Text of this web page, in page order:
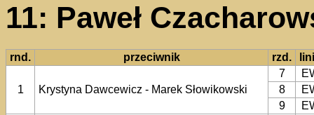
11: Paweł
rnd. przeciwnik rzd.
1 Krystyna Dawcewicz - Marek Słowikowski
7
8
9